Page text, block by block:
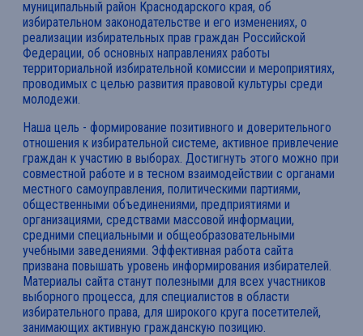
муниципальный район Краснодарского края, об
избирательном законодательстве и его изменениях, о
реализации избирательных прав граждан Российской
Федерации, об основных направлениях работы
территориальной избирательной комиссии и мероприятиях,
проводимых с целью развития правовой культуры среди
молодежи.
Наша цель - формирование позитивного и доверительного
отношения к избирательной системе, активное привлечение
граждан к участию в выборах. Достигнуть этого можно при
совместной работе и в тесном взаимодействии с органами
местного самоуправления, политическими партиями,
общественными объединениями, предприятиями и
организациями, средствами массовой информации,
средними специальными и общеобразовательными
учебными заведениями. Эффективная работа сайта
призвана повышать уровень информирования избирателей.
Материалы сайта станут полезными для всех участников
выборного процесса, для специалистов в области
избирательного права, для широкого круга посетителей,
занимающих активную гражданскую позицию.